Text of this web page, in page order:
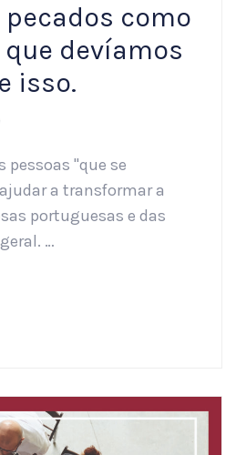
pecados como
devíamos
isso.
pessoas "que se
a transformar a
portuguesas e das
…